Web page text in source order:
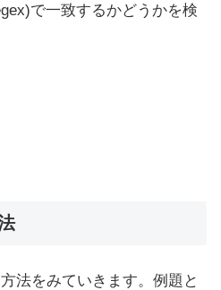
で一致するかどうかを検
法をみていきます。例題と